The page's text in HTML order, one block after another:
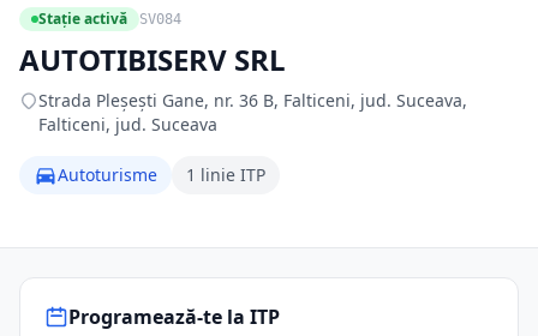
Stație activă SV084
AUTOTIBISERV SRL
Strada Pleșești Gane, nr. 36 B, Falticeni, jud. Suceava,
Falticeni, jud. Suceava
Autoturisme 1 linie ITP
Programează-te la ITP